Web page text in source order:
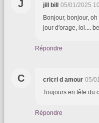
J jill bill
05/01/2025
Bonjour, bonjour,
jour d'orage, lol....
Répondre
C cricri d amour 05/
Toujours en tête du
Répondre